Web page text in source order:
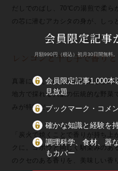
だしでのばし、70℃の湯煎で柔ら
の芯に潜むアカシタの身が、しっ
レンコンと干し子で香り
真薯に添えたのは、炭火焼きし
地方で採れる大阪の伝統的な野菜
みが特徴だ。
「炭火で焼くことで香りが持ち
クに。ゴボウと同じく馴染みのあ
のクセのある香りを、美味しい香
会員限定記事
月額990円（税込）初月30日間無料
会員限定記事1,000
見放題
ブックマーク・コメ
確かな知識と経験を
調理科学、食材、器
もカバー